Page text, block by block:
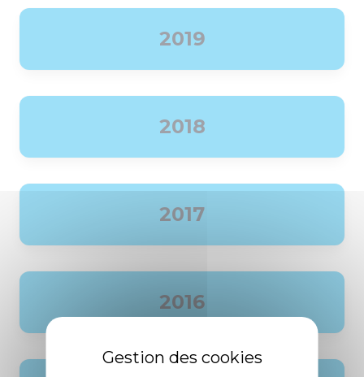
2019
2018
2017
2016